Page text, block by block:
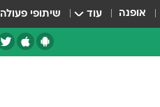
אופנה עוד שיתופי פעולה